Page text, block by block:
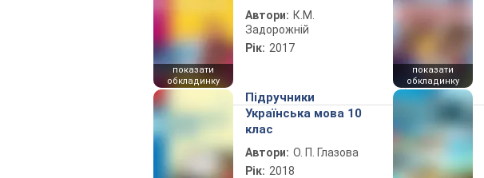
показати
обкладинку
Автори: К.М.
Задорожній
Рік: 2017
показати
обкладинку
Підручники
Українська мова 10
клас
Автори: О. П. Глазова
Рік: 2018